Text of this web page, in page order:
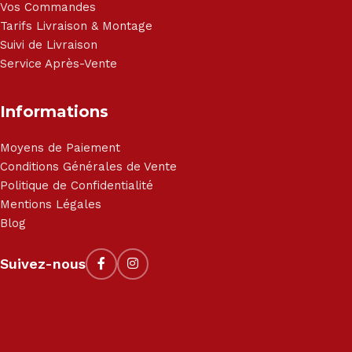
Vos Commandes
Tarifs Livraison & Montage
Suivi de Livraison
Service Après-Vente
Informations
Moyens de Paiement
Conditions Générales de Vente
Politique de Confidentialité
Mentions Légales
Blog
Suivez-nous